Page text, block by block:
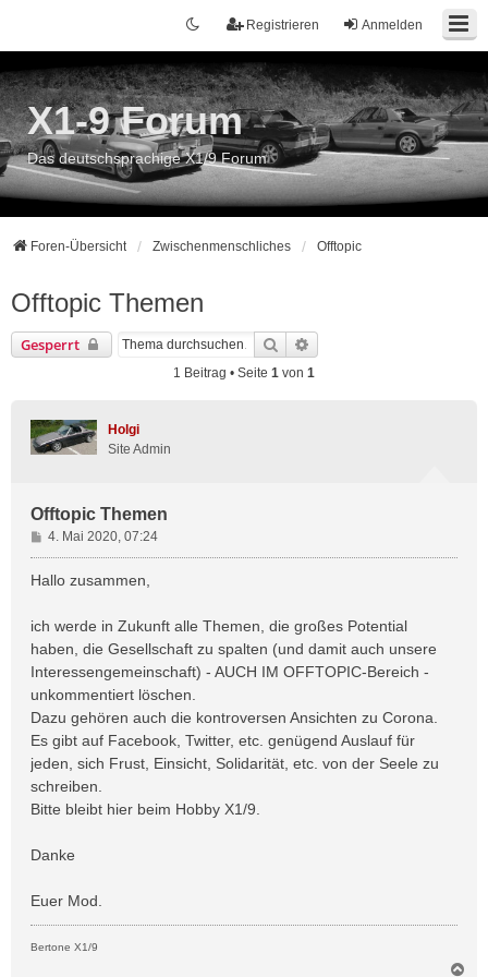
Anmelden
Registrieren
X1-9 Forum
Das deutschsprachige X1/9 Forum
Foren-Übersicht Zwischenmenschliches Offtopic
Offtopic Themen
Gesperrt Suche
1 Beitrag • Seite 1 von 1
Holgi
Site Admin
Offtopic Themen
B
e
i
a
g
4. Mai 2020, 07:24
Hallo zusammen,
ich werde in Zukunft alle Themen, die großes Potential
haben, die Gesellschaft zu spalten (und damit auch unsere
Interessengemeinschaft) - AUCH IM OFFTOPIC-Bereich -
unkommentiert löschen.
Dazu gehören auch die kontroversen Ansichten zu Corona.
Es gibt auf Facebook, Twitter, etc. genügend Auslauf für
jeden, sich Frust, Einsicht, Solidarität, etc. von der Seele zu
schreiben.
Bitte bleibt hier beim Hobby X1/9.
Danke
Euer Mod.
Bertone X1/9